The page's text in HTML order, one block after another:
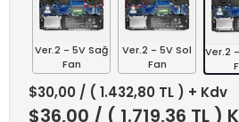
Ver.2 - 5V Sağ
Fan
Ver.2 - 5V Sol
Fan
Ver.2
$30,00 / ( 1.432,80 TL ) + Kdv
$36,00 / ( 1.719,36 TL )